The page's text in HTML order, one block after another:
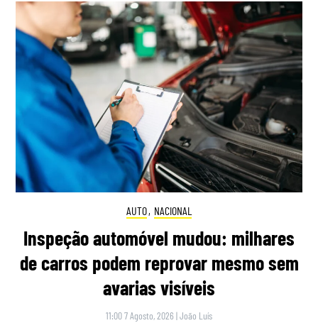
AUTO, NACIONAL
Inspeção automóvel mudou: milhares
de carros podem reprovar mesmo sem
avarias visíveis
11:00 7 Agosto, 2026 |João Luís